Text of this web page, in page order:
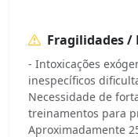
Fragilidades /
- Intoxicações
inespecíficos
Necessidade de
treinamentos para
Aproximadamente